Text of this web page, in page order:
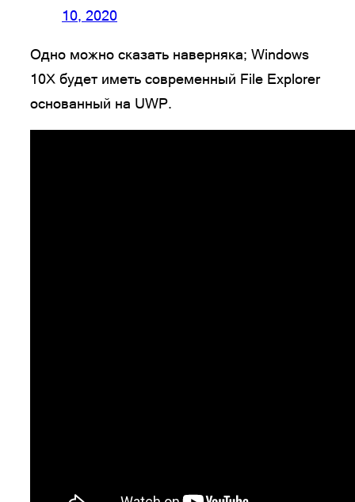
10, 2020
Одно можно сказать наверняка; Windows
10X будет иметь современный File Explorer
основанный на UWP.